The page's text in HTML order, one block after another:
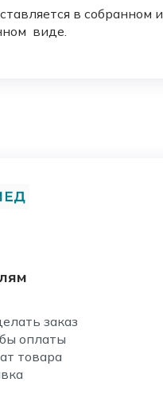
в собранном и
виде.
заказ
оплаты
товара